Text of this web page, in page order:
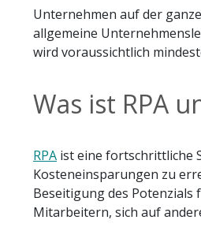
Unternehmen auf der
allgemeine
wird voraussichtlich
Was ist RPA
RPA ist eine fortschrittliche
Kosteneinsparungen zu
Beseitigung des Potenzials
Mitarbeitern, sich auf